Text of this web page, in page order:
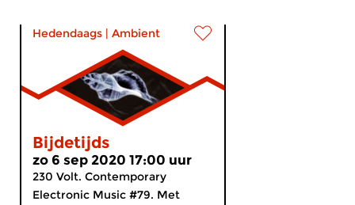
Hedendaags | Ambient
Bijdetijds
zo 6 sep 2020 17:00 uur
230 Volt. Contemporary
Electronic Music #79. Met